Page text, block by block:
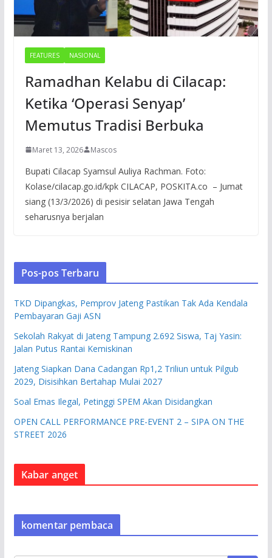
FEATURES NASIONAL
Ramadhan Kelabu di Cilacap:
Ketika ‘Operasi Senyap’
Memutus Tradisi Berbuka
Maret 13, 2026 Mascos
Bupati Cilacap Syamsul Auliya Rachman. Foto:
Kolase/cilacap.go.id/kpk CILACAP, POSKITA.co – Jumat
siang (13/3/2026) di pesisir selatan Jawa Tengah
seharusnya berjalan
Pos-pos Terbaru
TKD Dipangkas, Pemprov Jateng Pastikan Tak Ada Kendala
Pembayaran Gaji ASN
Sekolah Rakyat di Jateng Tampung 2.692 Siswa, Taj Yasin:
Jalan Putus Rantai Kemiskinan
Jateng Siapkan Dana Cadangan Rp1,2 Triliun untuk Pilgub
2029, Disisihkan Bertahap Mulai 2027
Soal Emas Ilegal, Petinggi SPEM Akan Disidangkan
OPEN CALL PERFORMANCE PRE-EVENT 2 – SIPA ON THE
STREET 2026
Kabar anget
komentar pembaca